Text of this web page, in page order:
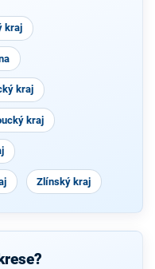
kraj
kraj
kraj
Zlínský kraj